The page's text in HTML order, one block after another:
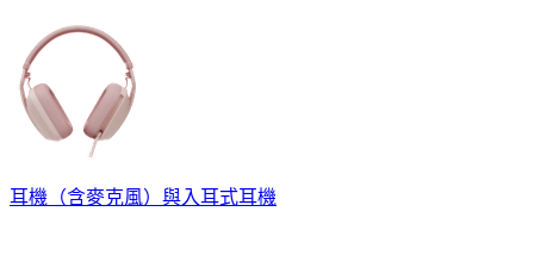
耳機（含麥克風）與入耳式耳機